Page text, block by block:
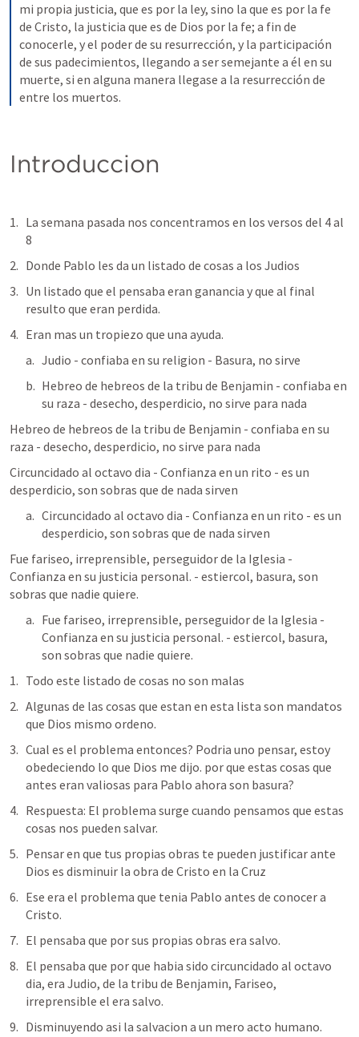
mi propia justicia, que es por la ley, sino la que es por la fe
de Cristo, la justicia que es de Dios por la fe; a fin de
conocerle, y el poder de su resurrección, y la participación
de sus padecimientos, llegando a ser semejante a él en su
muerte, si en alguna manera llegase a la resurrección de
entre los muertos.
Introduccion
La semana pasada nos concentramos en los versos del 4 al
8
Donde Pablo les da un listado de cosas a los Judios
Un listado que el pensaba eran ganancia y que al final
resulto que eran perdida.
Eran mas un tropiezo que una ayuda.
Judio - confiaba en su religion - Basura, no sirve
Hebreo de hebreos de la tribu de Benjamin - confiaba en
su raza - desecho, desperdicio, no sirve para nada
Hebreo de hebreos de la tribu de Benjamin - confiaba en su
raza - desecho, desperdicio, no sirve para nada
Circuncidado al octavo dia - Confianza en un rito - es un
desperdicio, son sobras que de nada sirven
Circuncidado al octavo dia - Confianza en un rito - es un
desperdicio, son sobras que de nada sirven
Fue fariseo, irreprensible, perseguidor de la Iglesia -
Confianza en su justicia personal. - estiercol, basura, son
sobras que nadie quiere.
Fue fariseo, irreprensible, perseguidor de la Iglesia -
Confianza en su justicia personal. - estiercol, basura,
son sobras que nadie quiere.
Todo este listado de cosas no son malas
Algunas de las cosas que estan en esta lista son mandatos
que Dios mismo ordeno.
Cual es el problema entonces? Podria uno pensar, estoy
obedeciendo lo que Dios me dijo. por que estas cosas que
antes eran valiosas para Pablo ahora son basura?
Respuesta: El problema surge cuando pensamos que estas
cosas nos pueden salvar.
Pensar en que tus propias obras te pueden justificar ante
Dios es disminuir la obra de Cristo en la Cruz
Ese era el problema que tenia Pablo antes de conocer a
Cristo.
El pensaba que por sus propias obras era salvo.
El pensaba que por que habia sido circuncidado al octavo
dia, era Judio, de la tribu de Benjamin, Fariseo,
irreprensible el era salvo.
Disminuyendo asi la salvacion a un mero acto humano.